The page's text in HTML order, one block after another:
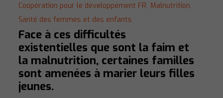
Coopération pour le développement FR, Malnutrition,
Santé des femmes et des enfants
Face à ces difficultés
existentielles que sont la faim et
la malnutrition, certaines familles
sont amenées à marier leurs filles
jeunes.